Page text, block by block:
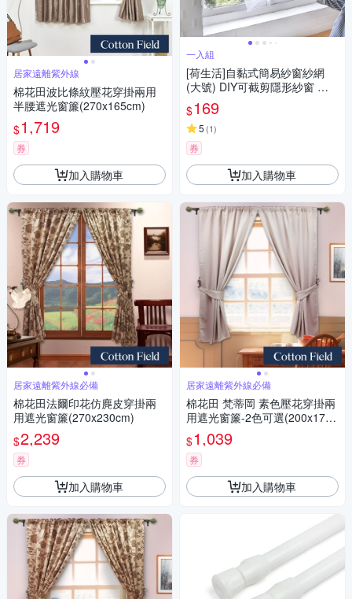
居家遠離紫外線
棉花田波比條紋壓花穿掛兩用
半腰遮光窗簾(270x165cm)
$1,719
券
加入購物車
居家遠離紫外線必備
棉花田法爾印花仿麂皮穿掛兩
用遮光窗簾(270x230cm)
$2,239
券
加入購物車
一入組
[荷生活]自黏式簡易紗窗紗網
(大號) DIY可截剪隱形紗窗 附
魔術貼
$169
5 (1)
券
加入購物車
居家遠離紫外線必備
棉花田 梵蒂岡 素色壓花穿掛兩
用遮光窗簾-2色可選(200x170c
m)
$1,039
券
加入購物車